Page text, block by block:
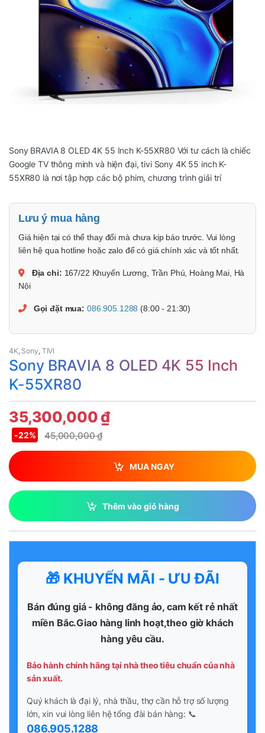
Sony BRAVIA 8 OLED 4K 55 Inch K-55XR80 Với tư cách là chiếc
Google TV thông minh và hiện đại, tivi Sony 4K 55 inch K-
55XR80 là nơi tập hợp các bộ phim, chương trình giải trí
Lưu ý mua hàng
Giá hiện tại có thể thay đổi mà chưa kịp báo trước. Vui lòng
liên hệ qua hotline hoặc zalo để có giá chính xác và tốt nhất.
Địa chỉ: 167/22 Khuyến Lương, Trần Phú, Hoàng Mai, Hà
Nội
Gọi đặt mua: 086.905.1288 (8:00 - 21:30)
4K, Sony, TIVI
Sony BRAVIA 8 OLED 4K 55 Inch
K-55XR80
35,300,000 ₫
45,000,000₫
-22%
MUA NGAY
Thêm vào giỏ hàng
🎁 KHUYẾN MÃI - ƯU ĐÃI
Bán đúng giá - không đăng ảo, cam kết rẻ nhất
miền Bắc.Giao hàng linh hoạt,theo giờ khách
hàng yêu cầu.
Bảo hành chính hãng tại nhà theo tiêu chuẩn của nhà
sản xuất.
Quý khách là đại lý, nhà thầu, thợ cần hỗ trợ số lượng
lớn, xin vui lòng liên hệ tổng đài bán hàng: 📞
086.905.1288